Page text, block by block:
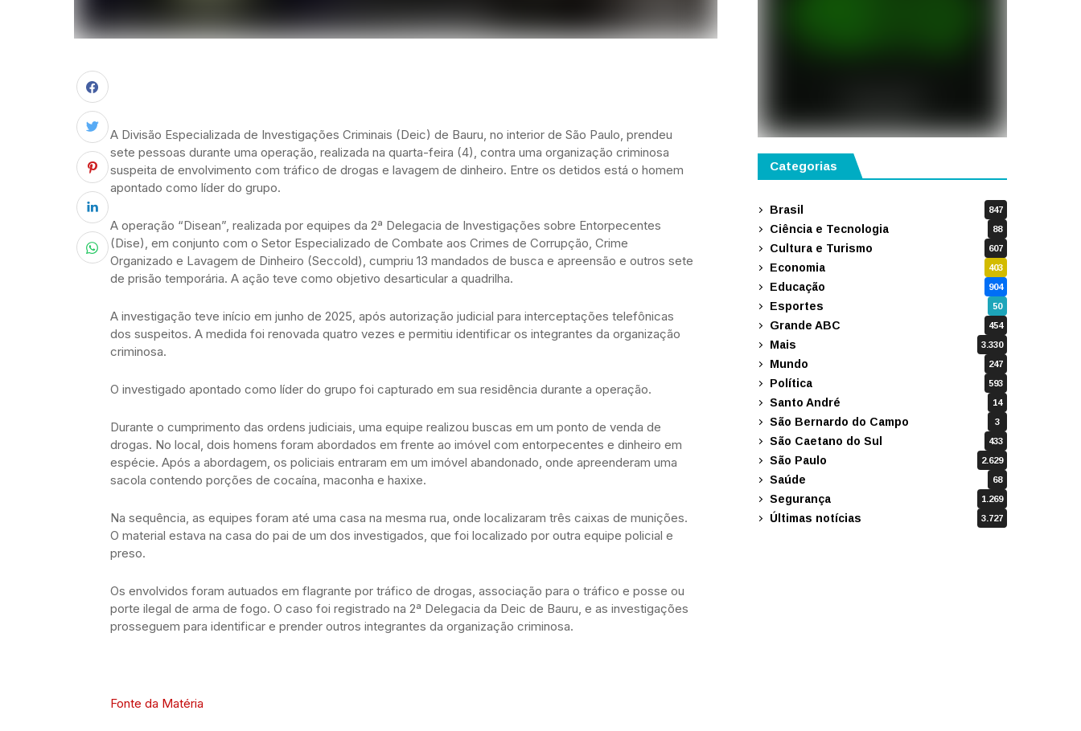
A Divisão Especializada de Investigações Criminais (Deic) de Bauru, no interior de São Paulo, prendeu
sete pessoas durante uma operação, realizada na quarta-feira (4), contra uma organização criminosa
suspeita de envolvimento com tráfico de drogas e lavagem de dinheiro. Entre os detidos está o homem
apontado como líder do grupo.
A operação “Disean”, realizada por equipes da 2ª Delegacia de Investigações sobre Entorpecentes
(Dise), em conjunto com o Setor Especializado de Combate aos Crimes de Corrupção, Crime
Organizado e Lavagem de Dinheiro (Seccold), cumpriu 13 mandados de busca e apreensão e outros sete
de prisão temporária. A ação teve como objetivo desarticular a quadrilha.
A investigação teve início em junho de 2025, após autorização judicial para interceptações telefônicas
dos suspeitos. A medida foi renovada quatro vezes e permitiu identificar os integrantes da organização
criminosa.
O investigado apontado como líder do grupo foi capturado em sua residência durante a operação.
Durante o cumprimento das ordens judiciais, uma equipe realizou buscas em um ponto de venda de
drogas. No local, dois homens foram abordados em frente ao imóvel com entorpecentes e dinheiro em
espécie. Após a abordagem, os policiais entraram em um imóvel abandonado, onde apreenderam uma
sacola contendo porções de cocaína, maconha e haxixe.
Na sequência, as equipes foram até uma casa na mesma rua, onde localizaram três caixas de munições.
O material estava na casa do pai de um dos investigados, que foi localizado por outra equipe policial e
preso.
Os envolvidos foram autuados em flagrante por tráfico de drogas, associação para o tráfico e posse ou
porte ilegal de arma de fogo. O caso foi registrado na 2ª Delegacia da Deic de Bauru, e as investigações
prosseguem para identificar e prender outros integrantes da organização criminosa.
Fonte da Matéria
Categorias
Brasil 847
Ciência e Tecnologia 88
Cultura e Turismo 607
Economia 403
Educação 904
Esportes 50
Grande ABC 454
Mais 3.330
Mundo 247
Política 593
Santo André 14
São Bernardo do Campo 3
São Caetano do Sul 433
São Paulo 2.629
Saúde 68
Segurança 1.269
Últimas notícias 3.727